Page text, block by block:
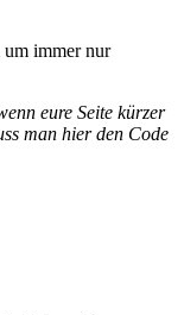
immer nur
eure Seite kürzer
man hier den Code